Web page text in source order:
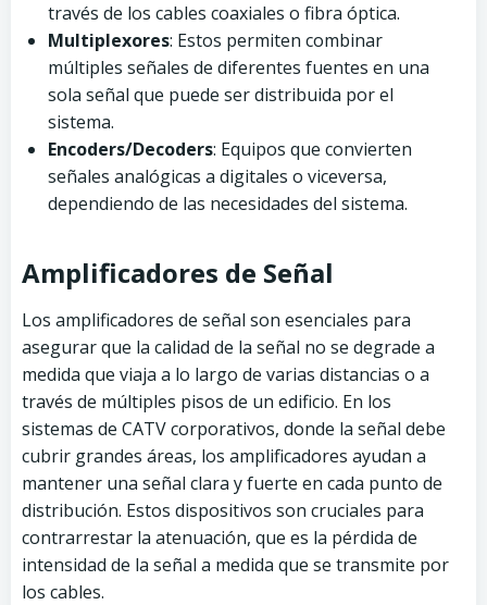
través de los cables coaxiales o fibra óptica.
Multiplexores: Estos permiten combinar
múltiples señales de diferentes fuentes en una
sola señal que puede ser distribuida por el
sistema.
Encoders/Decoders: Equipos que convierten
señales analógicas a digitales o viceversa,
dependiendo de las necesidades del sistema.
Amplificadores de Señal
Los amplificadores de señal son esenciales para
asegurar que la calidad de la señal no se degrade a
medida que viaja a lo largo de varias distancias o a
través de múltiples pisos de un edificio. En los
sistemas de CATV corporativos, donde la señal debe
cubrir grandes áreas, los amplificadores ayudan a
mantener una señal clara y fuerte en cada punto de
distribución. Estos dispositivos son cruciales para
contrarrestar la atenuación, que es la pérdida de
intensidad de la señal a medida que se transmite por
los cables.